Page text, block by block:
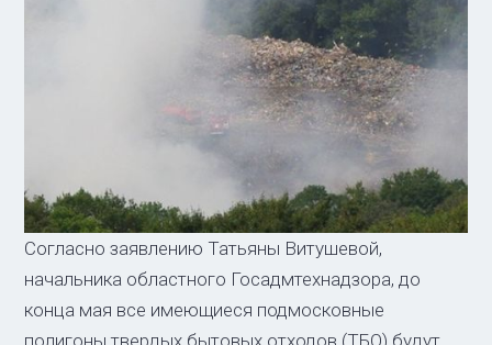
Согласно заявлению Татьяны Витушевой,
начальника областного Госадмтехнадзора, до
конца мая все имеющиеся подмосковные